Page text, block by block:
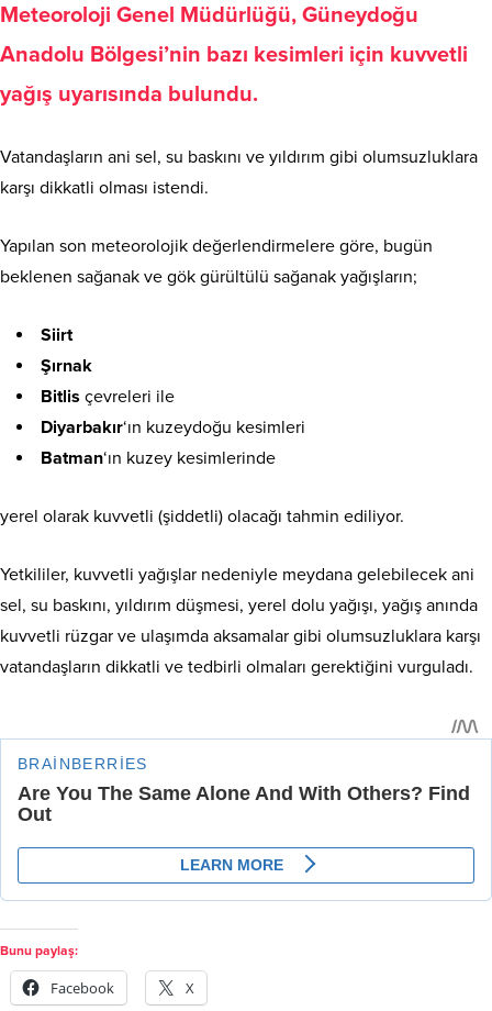
Meteoroloji Genel Müdürlüğü, Güneydoğu
Anadolu Bölgesi’nin bazı kesimleri için kuvvetli
yağış uyarısında bulundu.
Vatandaşların ani sel, su baskını ve yıldırım gibi olumsuzluklara
karşı dikkatli olması istendi.
Yapılan son meteorolojik değerlendirmelere göre, bugün
beklenen sağanak ve gök gürültülü sağanak yağışların;
Siirt
Şırnak
Bitlis çevreleri ile
Diyarbakır‘ın kuzeydoğu kesimleri
Batman‘ın kuzey kesimlerinde
yerel olarak kuvvetli (şiddetli) olacağı tahmin ediliyor.
Yetkililer, kuvvetli yağışlar nedeniyle meydana gelebilecek ani
sel, su baskını, yıldırım düşmesi, yerel dolu yağışı, yağış anında
kuvvetli rüzgar ve ulaşımda aksamalar gibi olumsuzluklara karşı
vatandaşların dikkatli ve tedbirli olmaları gerektiğini vurguladı.
Bunu paylaş:
Facebook X